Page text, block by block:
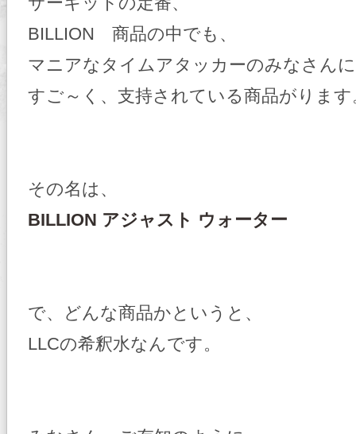
BILLION 商品の中でも、
マニアなタイムアタッカーのみなさん
すご～く、支持されている商品がります
その名は、
BILLION アジャスト ウォーター
で、どんな商品かというと、
LLCの希釈水なんです。